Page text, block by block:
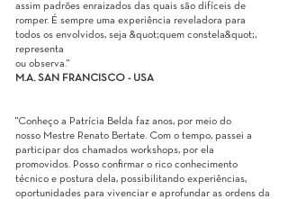
assim padrões enraizados das quais são difíceis de
romper. É sempre uma experiência reveladora para
todos os envolvidos, seja &quot;quem constela&quot;,
representa
ou observa."
M.A. SAN FRANCISCO - USA
"Conheço a Patrícia Belda faz anos, por meio do
nosso Mestre Renato Bertate. Com o tempo, passei a
participar dos chamados workshops, por ela
promovidos. Posso confirmar o rico conhecimento
técnico e postura dela, possibilitando experiências,
oportunidades para vivenciar e aprofundar as ordens da